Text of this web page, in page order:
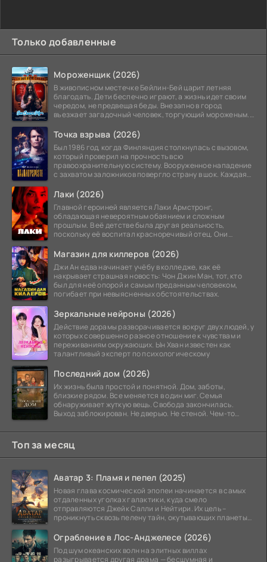
Только добавленные
Мороженщик (2026)
В живописном местечке Бейлин-Бей царит летняя
благодать. Дети беспечно играют, а жизнь идет своим
чередом, не предвещая беды. Внезапно в город
въезжает загадочный человек, торгующий мороженым.
Точка взрыва (2026)
Был 1986 год, когда Финляндия столкнулась с вызовом,
который проверил на прочность всю
правоохранительную систему. Вооруженное нападение
с захватом заложников повергло страну в шок. Каждая
Лаки (2026)
Главной героиней является Лаки Армстронг,
обладающая невероятным обаянием и сложным
прошлым. В её детстве была другая реальность,
поскольку её воспитал красноречивый отец. Они
Магазин для киллеров (2026)
Джи Ан едва начинает учёбу в колледже, как её
накрывает страшная новость: Чон Джин Ман, тот, кто
был для неё опорой и самым преданным человеком,
погибает при невыясненных обстоятельствах.
Зеркальные нейроны (2026)
Действие дорамы разворачивается вокруг двух людей, у
которых совершенно разное отношение к чувствам и
переживаниям окружающих. Ын Хван известен как
талантливый эксперт по психологическому
Последний дом (2026)
Их жизнь была простой и понятной. Дом, заботы,
близкие рядом. Все меняется в один миг. Семья
обнаруживает жуткую вещь. Свобода закончилась.
Выход заблокирован. Не дверью. Не стеной. Чем-то
Топ за месяц
Аватар 3: Пламя и пепел (2025)
Новая глава космической эпопеи начинается в самых
отдаленных уголках галактики, куда смело
отправляются Джейк Салли и Нейтири. Их цель –
проникнуть сквозь пелену тайн, окутывающих планеты
Ограбление в Лос-Анджелесе (2026)
Под шум океанских волн на элитных виллах
разыгрывается другая драма — бесшумная и